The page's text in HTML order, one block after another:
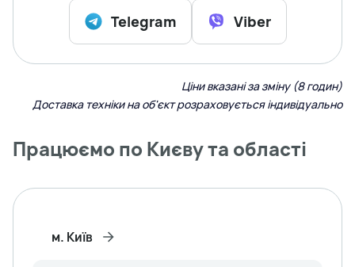
Telegram Viber
Ціни вказані за зміну (8 годин)
Доставка техніки на об'єкт розраховується індивідуально
Працюємо по Києву та області
м. Київ